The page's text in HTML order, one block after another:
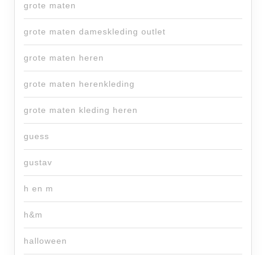
grote maten
grote maten dameskleding outlet
grote maten heren
grote maten herenkleding
grote maten kleding heren
guess
gustav
h en m
h&m
halloween